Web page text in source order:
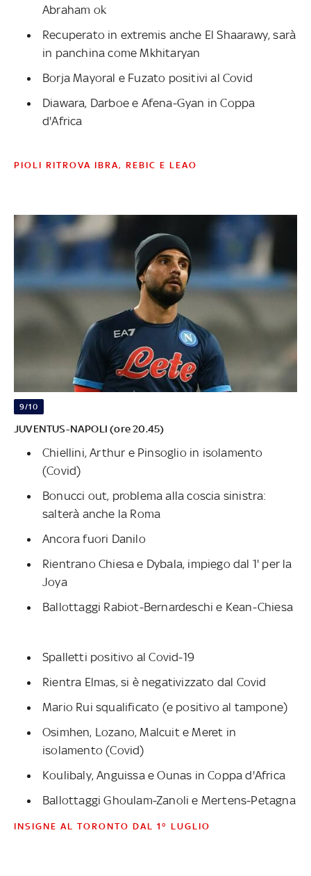
Abraham ok
Recuperato in extremis anche El Shaarawy, sarà
in panchina come Mkhitaryan
Borja Mayoral e Fuzato positivi al Covid
Diawara, Darboe e Afena-Gyan in Coppa
d'Africa
PIOLI RITROVA IBRA, REBIC E LEAO
9/10
JUVENTUS-NAPOLI (ore 20.45)
Chiellini, Arthur e Pinsoglio in isolamento
(Covid)
Bonucci out, problema alla coscia sinistra:
salterà anche la Roma
Ancora fuori Danilo
Rientrano Chiesa e Dybala, impiego dal 1' per la
Joya
Ballottaggi Rabiot-Bernardeschi e Kean-Chiesa
Spalletti positivo al Covid-19
Rientra Elmas, si è negativizzato dal Covid
Mario Rui squalificato (e positivo al tampone)
Osimhen, Lozano, Malcuit e Meret in
isolamento (Covid)
Koulibaly, Anguissa e Ounas in Coppa d'Africa
Ballottaggi Ghoulam-Zanoli e Mertens-Petagna
INSIGNE AL TORONTO DAL 1° LUGLIO